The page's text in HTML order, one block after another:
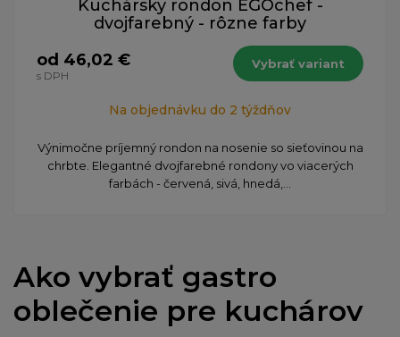
Kuchársky rondon EGOchef -
dvojfarebný - rôzne farby
od 46,02 €
s DPH
Vybrať variant
Na objednávku do 2 týždňov
Výnimočne príjemný rondon na nosenie so sieťovinou na
chrbte. Elegantné dvojfarebné rondony vo viacerých
farbách - červená, sivá, hnedá,...
Ako vybrať gastro
oblečenie pre kuchárov